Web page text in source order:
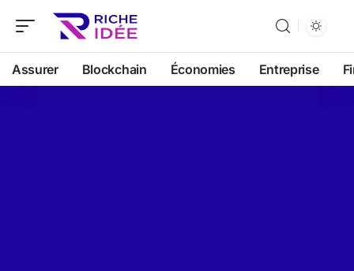
Assurer Blockchain Économies Entreprise